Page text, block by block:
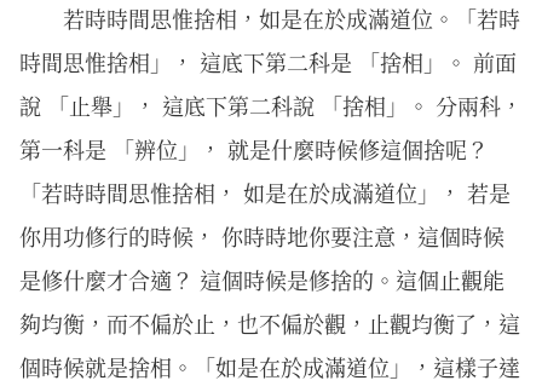
若時時間思惟捨相，如是在於成滿道位。「若時
時間思惟捨相」， 這底下第二科是 「捨相」。 前面
說 「止舉」， 這底下第二科說 「捨相」。 分兩科，
第一科是 「辨位」， 就是什麼時候修這個捨呢？
「若時時間思惟捨相， 如是在於成滿道位」， 若是
你用功修行的時候， 你時時地你要注意，這個時候
是修什麼才合適？ 這個時候是修捨的。這個止觀能
夠均衡，而不偏於止，也不偏於觀，止觀均衡了，這
個時候就是捨相。「如是在於成滿道位」，這樣子達